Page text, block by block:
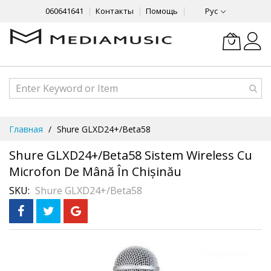
060641641 Контакты Помощь Рус
Content
Главная Shure GLXD24+/Beta58
Shure GLXD24+/Beta58 Sistem Wireless Cu
Microfon De Mână În Chișinău
SKU Shure GLXD24+/Beta58